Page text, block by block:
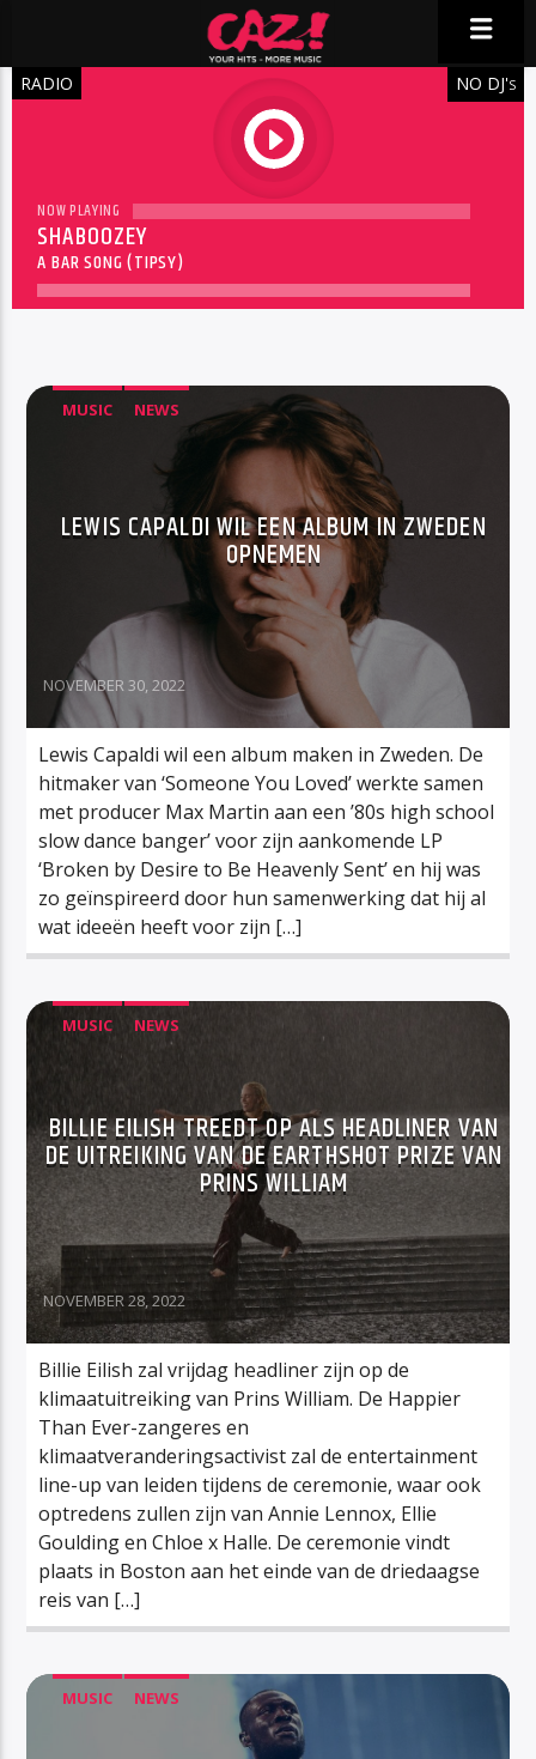
RADIO
play
NO DJ'S
NOW PLAYING
SHABOOZEY
A BAR SONG (TIPSY)
MUSIC NEWS
LEWIS CAPALDI WIL EEN ALBUM IN ZWEDEN
OPNEMEN
NOVEMBER 30, 2022
Lewis Capaldi wil een album maken in Zweden. De
hitmaker van ‘Someone You Loved’ werkte samen
met producer Max Martin aan een ’80s high school
slow dance banger’ voor zijn aankomende LP
‘Broken by Desire to Be Heavenly Sent’ en hij was
zo geïnspireerd door hun samenwerking dat hij al
wat ideeën heeft voor zijn […]
MUSIC NEWS
BILLIE EILISH TREEDT OP ALS HEADLINER VAN
DE UITREIKING VAN DE EARTHSHOT PRIZE VAN
PRINS WILLIAM
NOVEMBER 28, 2022
Billie Eilish zal vrijdag headliner zijn op de
klimaatuitreiking van Prins William. De Happier
Than Ever-zangeres en
klimaatveranderingsactivist zal de entertainment
line-up van leiden tijdens de ceremonie, waar ook
optredens zullen zijn van Annie Lennox, Ellie
Goulding en Chloe x Halle. De ceremonie vindt
plaats in Boston aan het einde van de driedaagse
reis van […]
MUSIC NEWS